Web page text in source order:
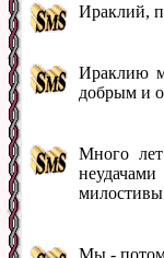
Ираклий,
Ираклию
добрым и
Много
Мы -